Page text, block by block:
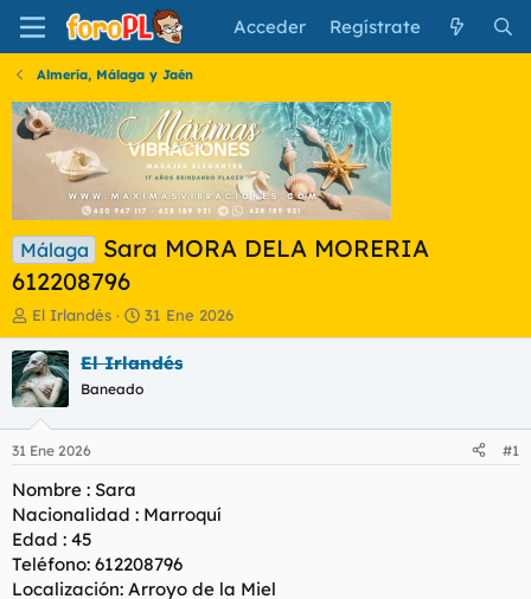
Acceder Regístrate
Almería, Málaga y Jaén
Málaga
Sara MORA DELA MORERIA
612208796
I
n
i
c
i
a
d
o
r
e
l
t
e
El Irlandés
F
e
c
i
i
c
o
31 Ene 2026
El Irlandés
Baneado
31 Ene 2026 #1
Nombre : Sara
Nacionalidad : Marroquí
Edad : 45
Teléfono: 612208796
Localización: Arroyo de la Miel